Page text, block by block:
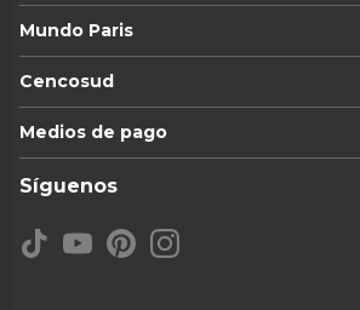
Mundo Paris
Cencosud
Medios de pago
Síguenos